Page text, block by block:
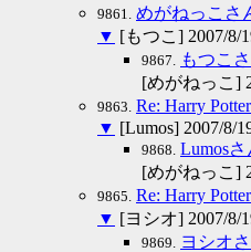
9861.
めがねっこさ
▼ [もつこ] 2007/8/
9867.
もつこ
[めがねっこ]
9863. Re: Harry
▼ [Lumos] 2007/8/
9868. Lumos
[めがねっこ]
9865. Re: Harry
▼ [ヨシオ] 2007/8/
9869.
ヨシオ